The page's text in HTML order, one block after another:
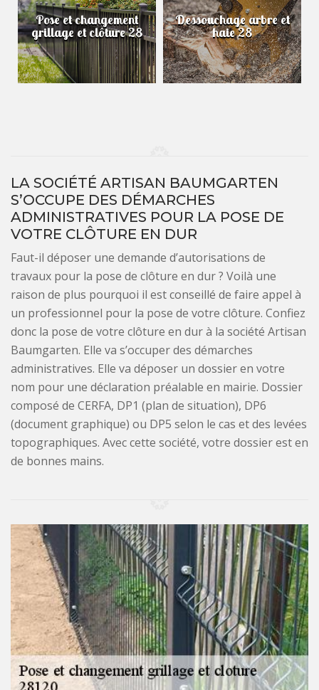
Pose et changement
grillage et clôture 28
Dessouchage arbre et
haie 28
LA SOCIÉTÉ ARTISAN BAUMGARTEN
S’OCCUPE DES DÉMARCHES
ADMINISTRATIVES POUR LA POSE DE
VOTRE CLÔTURE EN DUR
Faut-il déposer une demande d’autorisations de
travaux pour la pose de clôture en dur ? Voilà une
raison de plus pourquoi il est conseillé de faire appel à
un professionnel pour la pose de votre clôture. Confiez
donc la pose de votre clôture en dur à la société Artisan
Baumgarten. Elle va s’occuper des démarches
administratives. Elle va déposer un dossier en votre
nom pour une déclaration préalable en mairie. Dossier
composé de CERFA, DP1 (plan de situation), DP6
(document graphique) ou DP5 selon le cas et des levées
topographiques. Avec cette société, votre dossier est en
de bonnes mains.